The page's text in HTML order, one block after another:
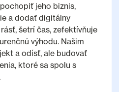
jeho biznis,
a dodať digitálny
šetrí čas, zefektívňuje
výhodu. Našim
a odísť, ale budovať
ktoré sa spolu s